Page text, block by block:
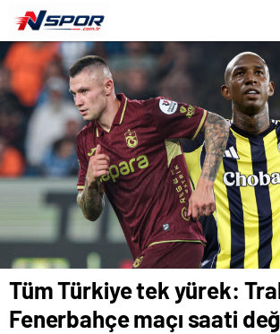
Tüm Türkiye tek yürek:
Fenerbahçe maçı saati